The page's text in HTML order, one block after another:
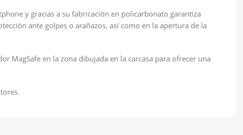
y gracias a su fabricación en policarbonato garantiza
ante golpes o arañazos, así como en la apertura de la
MagSafe en la zona dibujada en la carcasa para ofrecer una